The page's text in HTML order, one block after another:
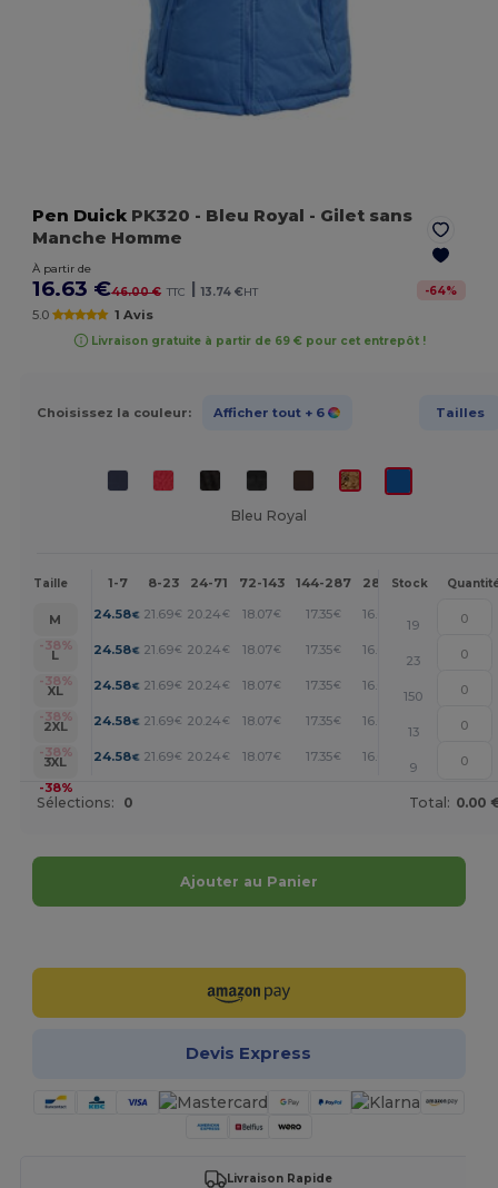
Pen Duick PK320 - Bleu Royal - Gilet sans
Manche Homme
À partir de
16.63 €46.00 € TTC | 13.74 €HT -64%
5.0 1 Avis
Livraison gratuite à partir de 69 € pour cet entrepôt !
Choisissez la couleur: Afficher tout + 6 Tailles
Bleu Royal
Taille 1-7 8-23 24-71 72-143 144-287 288 + Plus
Stock
M
-38%
24.58€ 21.69€ 20.24 € 18.07€ 17.35€ 16.63
19
L
-38%
24.58€ 21.69€ 20.24 € 18.07€ 17.35€ 16.63 +
23
XL
-38%
24.58€ 21.69€ 20.24 € 18.07€ 17.35€ 16.63 +
150
2XL
-38%
24.58€ 21.69€ 20.24 € 18.07€ 17.35€ 16.63
13
3XL
-38%
24.58€ 21.69€ 20.24 € 18.07€ 17.35€ 16.63
9
Sélections: 0 Total: 0.00
Ajouter au Panier
Devis Express
Livraison Rapide